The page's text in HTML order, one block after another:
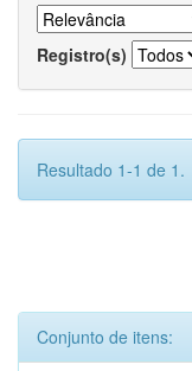
Registro(s)
Resultado 1-1 de 1.
Conjunto de itens: